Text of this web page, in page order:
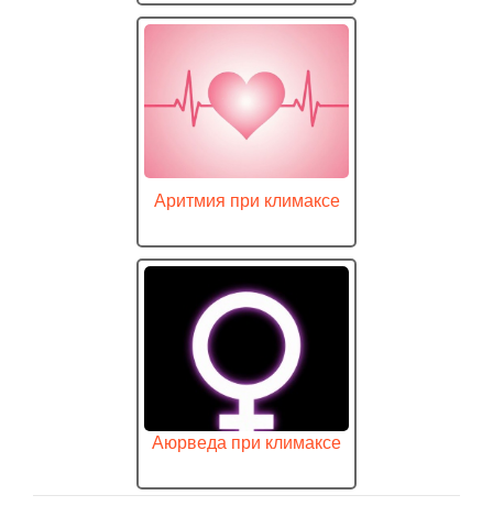
Аритмия при климаксе
Аюрведа при климаксе